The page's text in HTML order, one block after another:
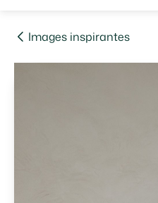
Images inspirantes